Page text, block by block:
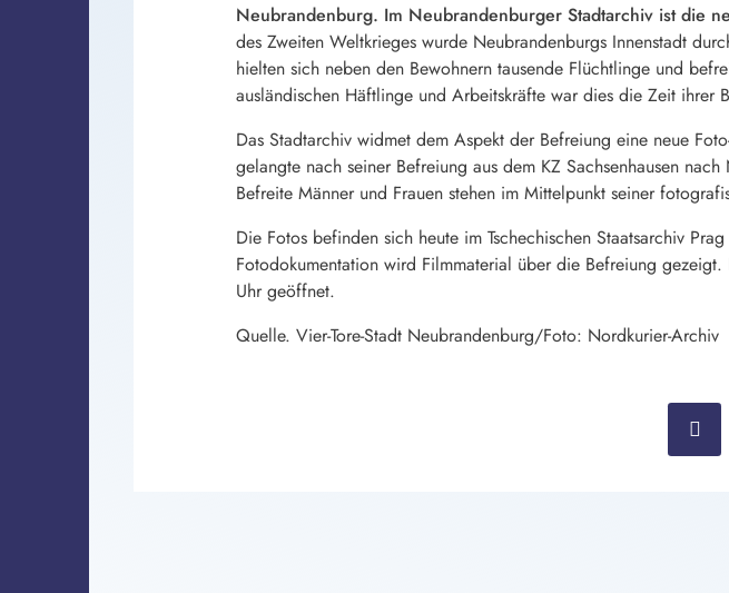
Neubrandenburg. Im Neubrandenburger Stadtarchiv ist die
des Zweiten Weltkrieges wurde Neubrandenburgs Innenstadt
hielten sich neben den Bewohnern tausende Flüchtlinge und
ausländischen Häftlinge und Arbeitskräfte war dies die Zeit ihrer
Das Stadtarchiv widmet dem Aspekt der Befreiung eine neue
gelangte nach seiner Befreiung aus dem KZ Sachsenhausen
Befreite Männer und Frauen stehen im Mittelpunkt seiner
Die Fotos befinden sich heute im Tschechischen Staatsarchiv
Fotodokumentation wird Filmmaterial über die Befreiung
Uhr geöffnet.
Quelle. Vier-Tore-Stadt Neubrandenburg/Foto: Nordkurier-Archiv